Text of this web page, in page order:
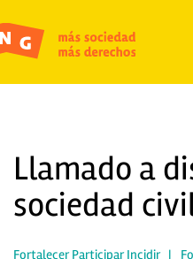
Llamado a
sociedad
Fortalecer Participar Incidir |